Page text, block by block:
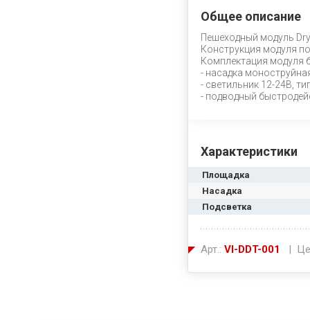
Общее описание
Пешеходный модуль
Конструкция модуля
Комплектация модуля
- насадка
- светильник 12-24В,
- подводный
Характеристики
Площадка
Насадка
Подсветка
Арт.: VI-DDT-001 |